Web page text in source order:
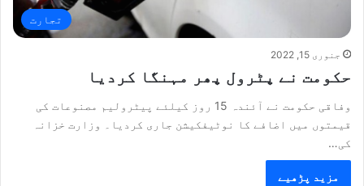
تجارت
جنوری 15, 2022
حکومت نے پٹرول پھر مہنگا کردیا
وفاقی حکومت نے آئندہ 15 روز کیلئے پیٹرولیم مصنوعات کی
قیمتوں میں اضافے کا نوٹیفکیشن جاری کردیا۔ وزارت خزانہ
کی…
مزید پڑھیے